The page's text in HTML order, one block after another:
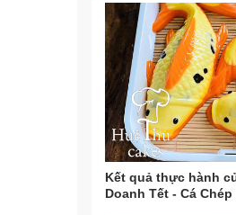
Kết quả thực hành
Doanh Tết - Cá